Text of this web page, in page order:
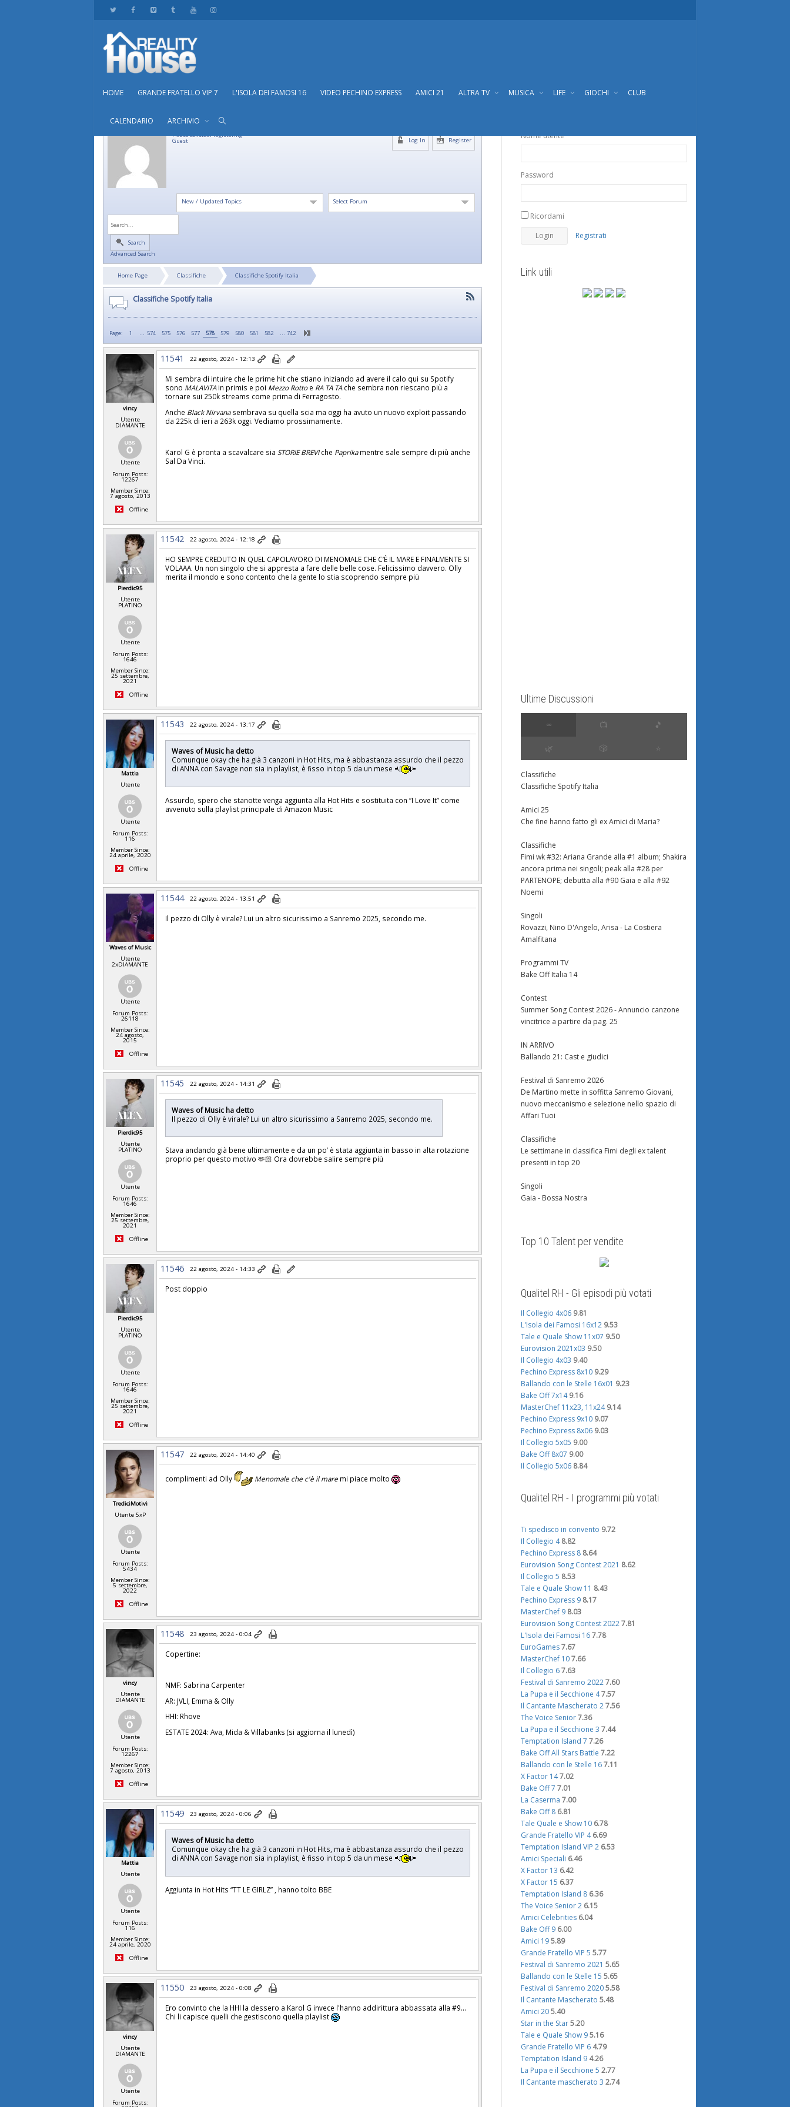
HOME GRANDE FRATELLO VIP 7 L'ISOLA DEI FAMOSI 16 VIDEO PECHINO EXPRESS AMICI 21 ALTRA TV MUSICA LIFE GIOCHI CLUB
CALENDARIO ARCHIVIO
Please consider registering
Guest Register
Log In
Select Forum
New / Updated Topics
Search
Advanced Search
Home Page Classifiche Classifiche Spotify Italia
Classifiche Spotify Italia
Page: 1 ... 574 575 576 577 578 579 580 581 582 … 742
vincy
Utente
DIAMANTE
Utente
Forum Posts:
12267
Member Since:
7 agosto, 2013
Offline
11541 22 agosto, 2024 - 12:13
Mi sembra di intuire che le prime hit che stiano iniziando ad avere il calo qui su Spotify
sono MALAVITAin primis e poi Mezzo Rottoe RA TA TAche sembra non riescano più a
tornare sui 250k streams come prima di Ferragosto.
Anche Black Nirvanasembrava su quella scia ma oggi ha avuto un nuovo exploit passando
da 225k di ieri a 263k oggi. Vediamo prossimamente.
Karol G è pronta a scavalcare siaSTORIE BREVIche Paprikamentre sale sempre di più anche
Sal Da Vinci.
Pierdic95
Utente
PLATINO
Utente
Forum Posts:
1646
Member Since:
25 settembre,
2021
Offline
11542 22 agosto, 2024 - 12:18
HO SEMPRE CREDUTO IN QUEL CAPOLAVORO DI MENOMALE CHE C’È IL MARE E FINALMENTE SI
VOLAAA. Un non singolo che si appresta a fare delle belle cose. Felicissimo davvero. Olly
merita il mondo e sono contento che la gente lo stia scoprendo sempre più
Mattia
Utente
Utente
Forum Posts:
116
Member Since:
24 aprile, 2020
Offline
11543 22 agosto, 2024 - 13:17
Waves of Music ha detto
Comunque okay che ha già 3 canzoni in Hot Hits, ma è abbastanza assurdo che il pezzo
di ANNA con Savage non sia in playlist, è fisso in top 5 da un mese
Assurdo, spero che stanotte venga aggiunta alla Hot Hits e sostituita con “I Love It” come
avvenuto sulla playlist principale di Amazon Music
Waves of Music
Utente
2xDIAMANTE
Utente
Forum Posts:
26118
Member Since:
24 agosto,
2015
Offline
11544 22 agosto, 2024 - 13:51
Il pezzo di Olly è virale? Lui un altro sicurissimo a Sanremo 2025, secondo me.
Pierdic95
Utente
PLATINO
Utente
Forum Posts:
1646
Member Since:
25 settembre,
2021
Offline
11545 22 agosto, 2024 - 14:31
Waves of Music ha detto
Il pezzo di Olly è virale? Lui un altro sicurissimo a Sanremo 2025, secondo me.
Stava andando già bene ultimamente e da un po’ è stata aggiunta in basso in alta rotazione
proprio per questo motivo 🫶🏻 Ora dovrebbe salire sempre più
Pierdic95
Utente
PLATINO
Utente
Forum Posts:
1646
Member Since:
25 settembre,
2021
Offline
11546 22 agosto, 2024 - 14:33
Post doppio
TrediciMotivi
Utente 5xP
Utente
Forum Posts:
5434
Member Since:
5 settembre,
2022
Offline
11547 22 agosto, 2024 - 14:40
complimenti ad Olly Menomale che c'è il mare mi piace molto
vincy
Utente
DIAMANTE
Utente
Forum Posts:
12267
Member Since:
7 agosto, 2013
Offline
11548 23 agosto, 2024 - 0:04
Copertine:
NMF: Sabrina Carpenter
AR: JVLI, Emma & Olly
HHI: Rhove
ESTATE 2024: Ava, Mida & Villabanks (si aggiorna il lunedì)
Mattia
Utente
Utente
Forum Posts:
116
Member Since:
24 aprile, 2020
Offline
11549 23 agosto, 2024 - 0:06
Waves of Music ha detto
Comunque okay che ha già 3 canzoni in Hot Hits, ma è abbastanza assurdo che il pezzo
di ANNA con Savage non sia in playlist, è fisso in top 5 da un mese
Aggiunta in Hot Hits “TT LE GIRLZ” , hanno tolto BBE
vincy
Utente
DIAMANTE
Utente
Forum Posts:
11550 23 agosto, 2024 - 0:08
Ero convinto che la HHI la dessero a Karol G invece l'hanno addirittura abbassata alla #9...
Chi li capisce quelli che gestiscono quella playlist
Nome utente
Password
Ricordami
Registrati
Link utili
Ultime Discussioni
∞ 📺 🎵
🌿 🎲 ⭐️
Classifiche
Classifiche Spotify Italia
Amici 25
Che fine hanno fatto gli ex Amici di Maria?
Classifiche
Fimi wk #32: Ariana Grande alla #1 album; Shakira
ancora prima nei singoli; peak alla #28 per
PARTENOPE; debutta alla #90 Gaia e alla #92
Noemi
Singoli
Rovazzi, Nino D'Angelo, Arisa - La Costiera
Amalfitana
Programmi TV
Bake Off Italia 14
Contest
Summer Song Contest 2026 - Annuncio canzone
vincitrice a partire da pag. 25
IN ARRIVO
Ballando 21: Cast e giudici
Festival di Sanremo 2026
De Martino mette in soffitta Sanremo Giovani,
nuovo meccanismo e selezione nello spazio di
Affari Tuoi
Classifiche
Le settimane in classifica Fimi degli ex talent
presenti in top 20
Singoli
Gaia - Bossa Nostra
Top 10 Talent per vendite
Qualitel RH - Gli episodi più votati
Il Collegio 4x06 9.81
L'Isola dei Famosi 16x12 9.53
Tale e Quale Show 11x07 9.50
Eurovision 2021x03 9.50
Il Collegio 4x03 9.40
Pechino Express 8x10 9.29
Ballando con le Stelle 16x01 9.23
Bake Off 7x14 9.16
MasterChef 11x23, 11x24 9.14
Pechino Express 9x10 9.07
Pechino Express 8x06 9.03
Il Collegio 5x05 9.00
Bake Off 8x07 9.00
Il Collegio 5x06 8.84
Qualitel RH - I programmi più votati
Ti spedisco in convento 9.72
Il Collegio 4 8.82
Pechino Express 8 8.64
Eurovision Song Contest 2021 8.62
Il Collegio 5 8.53
Tale e Quale Show 11 8.43
Pechino Express 9 8.17
MasterChef 9 8.03
Eurovision Song Contest 2022 7.81
L'Isola dei Famosi 16 7.78
EuroGames 7.67
MasterChef 10 7.66
Il Collegio 6 7.63
Festival di Sanremo 2022 7.60
La Pupa e il Secchione 47.57
Il Cantante Mascherato 2 7.56
The Voice Senior 7.36
La Pupa e il Secchione 3 7.44
Temptation Island 7 7.26
Bake Off All Stars Battle 7.22
Ballando con le Stelle 16 7.11
X Factor 147.02
Bake Off 7 7.01
La Caserma 7.00
Bake Off 8 6.81
Tale Quale e Show 10 6.78
Grande Fratello VIP 4 6.69
Temptation Island VIP 2 6.53
Amici Speciali 6.46
X Factor 13 6.42
X Factor 15 6.37
Temptation Island 8 6.36
The Voice Senior 2 6.15
Amici Celebrities 6.04
Bake Off 9 6.00
Amici 19 5.89
Grande Fratello VIP 5 5.77
Festival di Sanremo 2021 5.65
Ballando con le Stelle 15 5.65
Festival di Sanremo 2020 5.58
Il Cantante Mascherato 5.48
Amici 20 5.40
Star in the Star 5.20
Tale e Quale Show 9 5.16
Grande Fratello VIP 6 4.79
Temptation Island 9 4.26
La Pupa e il Secchione 5 2.77
Il Cantante mascherato 3 2.74